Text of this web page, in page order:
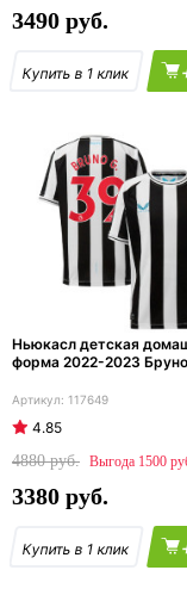
3490
Ньюкасл детская
форма 2022-2023
117649
4.85
4880
1500
3380